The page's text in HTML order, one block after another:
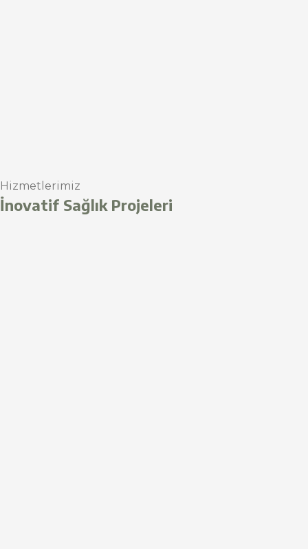
Hizmetlerimiz
İnovatif Sağlık Projeleri